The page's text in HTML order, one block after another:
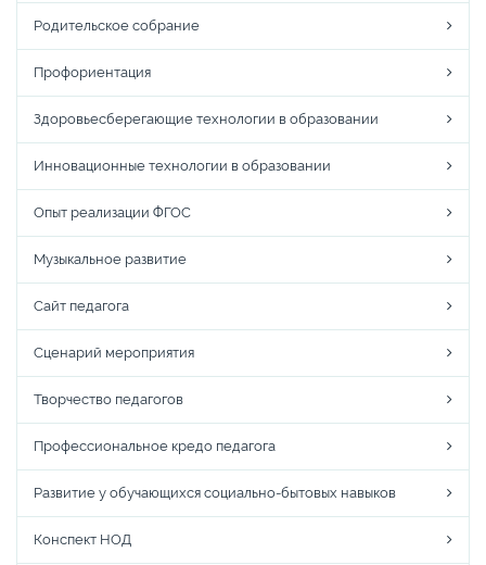
Родительское собрание
Профориентация
Здоровьесберегающие технологии в образовании
Инновационные технологии в образовании
Опыт реализации ФГОС
Музыкальное развитие
Сайт педагога
Сценарий мероприятия
Творчество педагогов
Профессиональное кредо педагога
Развитие у обучающихся социально-бытовых навыков
Конспект НОД